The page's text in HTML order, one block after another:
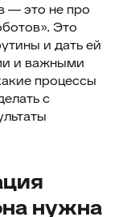
— это не про
Это
и дать ей
и важными
процессы
с
нужна